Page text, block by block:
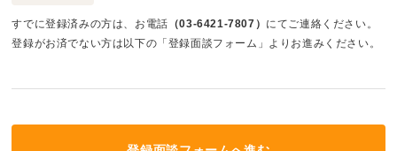
すでに登録済みの方は、お電話 （03-6421-7807） にてご連絡ください。
登録がお済でない方は以下の「登録面談フォーム」よりお進みください。